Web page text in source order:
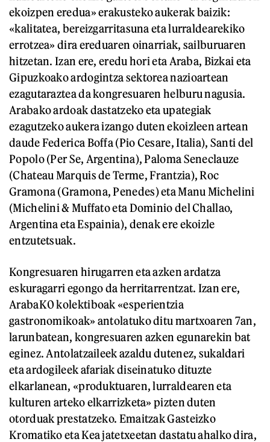
ekoizpen eredua» erakusteko aukerak baizik:
«kalitatea, bereizgarritasuna eta lurraldearekiko
errotzea» dira ereduaren oinarriak, sailburuaren
hitzetan. Izan ere, eredu hori eta Araba, Bizkai eta
Gipuzkoako ardogintza sektorea nazioartean
ezagutaraztea da kongresuaren helburu nagusia.
Arabako ardoak dastatzeko eta upategiak
ezagutzeko aukera izango duten ekoizleen artean
daude Federica Boffa (Pio Cesare, Italia), Santi del
Popolo (Per Se, Argentina), Paloma Seneclauze
(Chateau Marquis de Terme, Frantzia), Roc
Gramona (Gramona, Penedes) eta Manu Michelini
(Michelini & Muffato eta Dominio del Challao,
Argentina eta Espainia), denak ere ekoizle
entzutetsuak.
Kongresuaren hirugarren eta azken ardatza
eskuragarri egongo da herritarrentzat. Izan ere,
ArabaK0 kolektiboak «esperientzia
gastronomikoak» antolatuko ditu martxoaren 7an,
larunbatean, kongresuaren azken egunarekin bat
eginez. Antolatzaileek azaldu dutenez, sukaldari
eta ardogileek afariak diseinatuko dituzte
elkarlanean, «produktuaren, lurraldearen eta
kulturen arteko elkarrizketa» pizten duten
otorduak prestatzeko. Emaitzak Gasteizko
Kromatiko eta Kea jatetxeetan dastatu ahalko dira,